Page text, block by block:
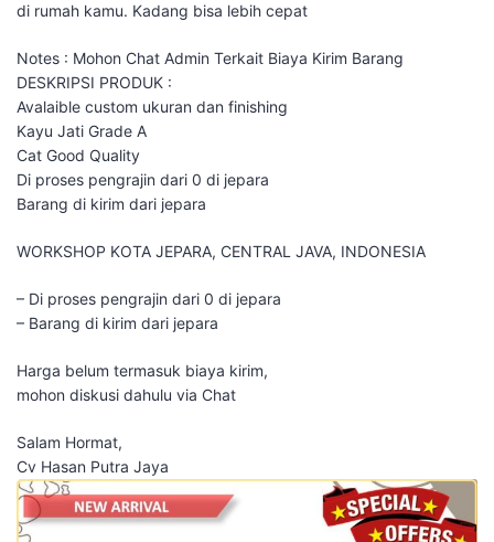
di rumah kamu. Kadang bisa lebih cepat
Notes : Mohon Chat Admin Terkait Biaya Kirim Barang
DESKRIPSI PRODUK :
Avalaible custom ukuran dan finishing
Kayu Jati Grade A
Cat Good Quality
Di proses pengrajin dari 0 di jepara
Barang di kirim dari jepara
WORKSHOP KOTA JEPARA, CENTRAL JAVA, INDONESIA
– Di proses pengrajin dari 0 di jepara
– Barang di kirim dari jepara
Harga belum termasuk biaya kirim,
mohon diskusi dahulu via Chat
Salam Hormat,
Cv Hasan Putra Jaya